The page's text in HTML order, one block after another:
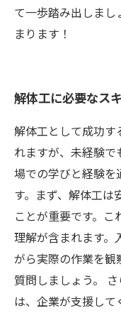
て一歩踏み出しま
まります！
解体工に必要なス
解体工として成功す
れますが、未経験
場での学びと経験
す。まず、解体工は
ことが重要です。
理解が含まれます。
がら実際の作業を
質問しましょう。
は、企業が支援し